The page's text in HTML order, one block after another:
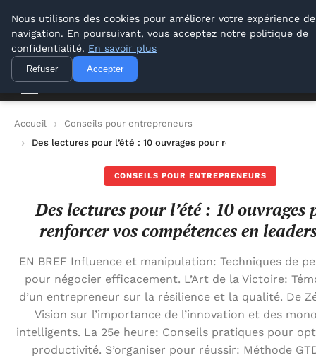
Lyon Photos
Lyon Photos
Accueil
Conseils pour entrepreneurs
Des lectures pour l’été : 10 ouvrages pour renforcer vos
CONSEILS POUR ENTREPRENEURS
Des lectures pour l’été : 10 ouvrages
renforcer vos compétences en
EN BREF Influence et manipulation: Techniques de
pour négocier efficacement. L’Art de la Victoire:
d’un entrepreneur sur la résilience et la qualité. De
Vision sur l’importance de l’innovation et des
intelligents. La 25e heure: Conseils pratiques pour
productivité. S’organiser pour réussir: Méthode
Nous utilisons des cookies pour améliorer votre expérience de
navigation. En poursuivant, vous acceptez notre politique de
confidentialité. En savoir plus
Refuser Accepter